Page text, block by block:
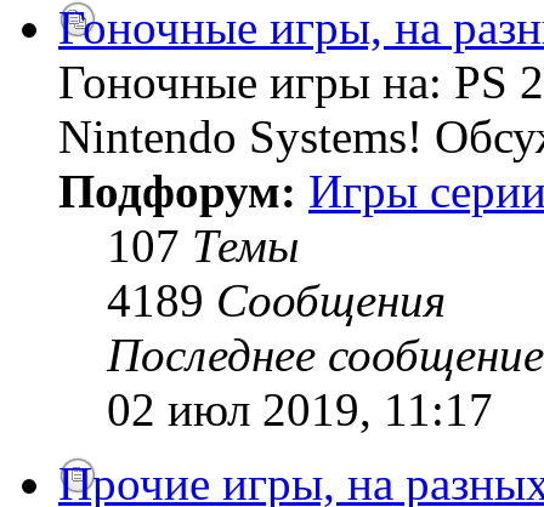
Гоночные игры, на
Гоночные игры на: PS
Nintendo Systems!
Подфорум: Игры
107 Темы
4189 Сообщения
Последнее сообщение
02 июл 2019, 11:17
Прочие игры, на